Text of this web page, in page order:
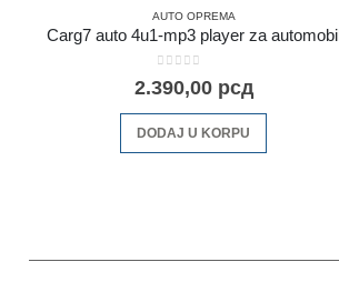
AUTO OPREMA
Carg7 auto 4u1-mp3 player za automobil
0out of 5
2.390,00 рсд
DODAJ U KORPU